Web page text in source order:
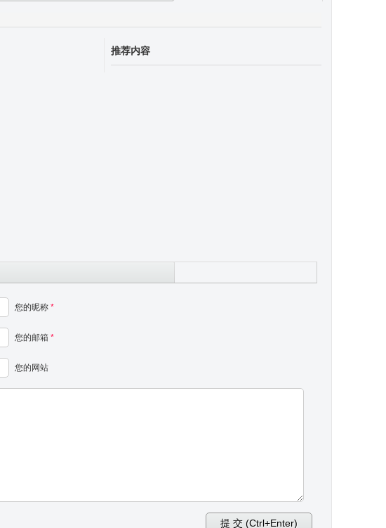
推荐内容
您的昵称*
您的邮箱*
您的网站